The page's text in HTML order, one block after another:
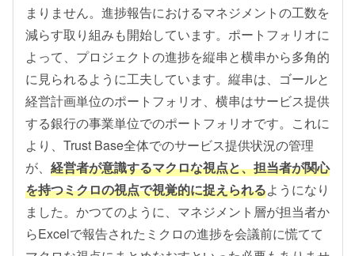
まりません。進捗報告におけるマネジメントの工数を
減らす取り組みも開始しています。ポートフォリオに
よって、プロジェクトの進捗を縦串と横串から多角的
に見られるように工夫しています。縦串は、ゴールと
経営計画単位のポートフォリオ、横串はサービス提供
する銀行の事業単位でのポートフォリオです。これに
より、Trust Base全体でのサービス提供状況の管理
が、 経営者が意識するマクロな視点と、担当者が関心
を持つミクロの視点で視覚的に捉えられるようになり
ました。かつてのように、マネジメント層が担当者か
らExcelで報告されたミクロの進捗を会議前に慌てて